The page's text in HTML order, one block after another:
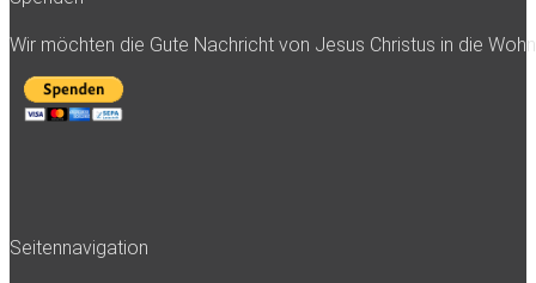
Wir möchten die Gute Nachricht von Jesus Christus in die
Seitennavigation